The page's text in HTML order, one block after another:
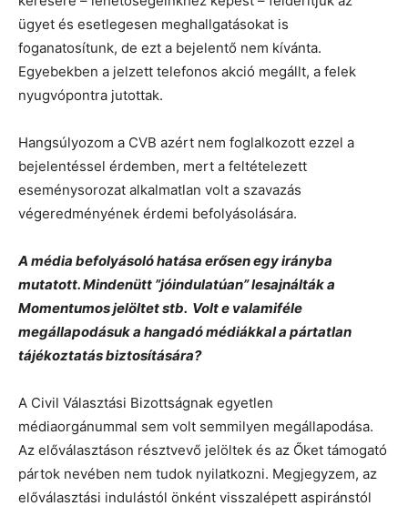
ügyet és esetlegesen meghallgatásokat is
foganatosítunk, de ezt a bejelentő nem kívánta.
Egyebekben a jelzett telefonos akció megállt, a felek
nyugvópontra jutottak.
Hangsúlyozom a CVB azért nem foglalkozott ezzel a
bejelentéssel érdemben, mert a feltételezett
eseménysorozat alkalmatlan volt a szavazás
végeredményének érdemi befolyásolására.
A média befolyásoló hatása erősen egy irányba
mutatott. Mindenütt ”jóindulatúan” lesajnálták a
Momentumos jelöltet stb. Volt e valamiféle
megállapodásuk a hangadó médiákkal a pártatlan
tájékoztatás biztosítására?
A Civil Választási Bizottságnak egyetlen
médiaorgánummal sem volt semmilyen megállapodása.
Az előválasztáson résztvevő jelöltek és az Őket támogató
pártok nevében nem tudok nyilatkozni. Megjegyzem, az
előválasztási indulástól önként visszalépett aspiránstól